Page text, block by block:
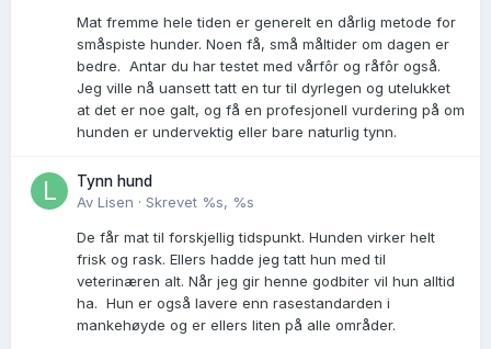
Mat fremme hele tiden er generelt en dårlig metode for
småspiste hunder. Noen få, små måltider om dagen er
bedre. Antar du har testet med vårfôr og råfôr også.
Jeg ville nå uansett tatt en tur til dyrlegen og utelukket
at det er noe galt, og få en profesjonell vurdering på om
hunden er undervektig eller bare naturlig tynn.
Tynn hund
Av Lisen · Skrevet %s, %s
De får mat til forskjellig tidspunkt. Hunden virker helt
frisk og rask. Ellers hadde jeg tatt hun med til
veterinæren alt. Når jeg gir henne godbiter vil hun alltid
ha. Hun er også lavere enn rasestandarden i
mankehøyde og er ellers liten på alle områder.